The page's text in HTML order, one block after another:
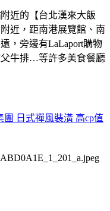
附近的【台北漢來大飯
近，距南港展覽館、南
，旁邊有LaLaport購物
牛排…等許多美食餐廳
日式禪風裝潢 高cp值